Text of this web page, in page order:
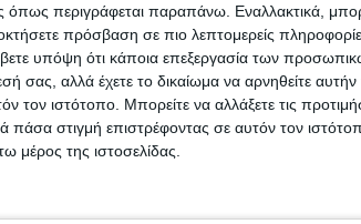
περιγράφεται παραπάνω. Εναλλακτικά,
πρόσβαση σε πιο λεπτομερείς
υπόψη ότι κάποια επεξεργασία των
σας, αλλά έχετε το δικαίωμα να αρνηθείτε
τον ιστότοπο. Μπορείτε να αλλάξετε τις
στιγμή επιστρέφοντας σε αυτόν τον
μέρος της ιστοσελίδας.